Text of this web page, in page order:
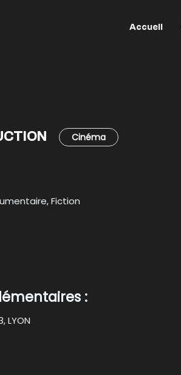
Accueil
Cinéma
Fiction
:
LYON